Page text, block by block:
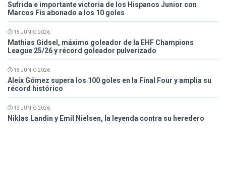
Sufrida e importante victoria de los Hispanos Junior con
Marcos Fis abonado a los 10 goles
15 JUNIO 2026
Mathias Gidsel, máximo goleador de la EHF Champions
League 25/26 y récord goleador pulverizado
15 JUNIO 2026
Aleix Gómez supera los 100 goles en la Final Four y amplia su
récord histórico
13 JUNIO 2026
Niklas Landin y Emil Nielsen, la leyenda contra su heredero